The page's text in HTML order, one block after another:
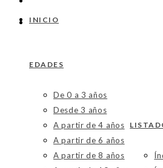
INICIO
EDADES
De 0 a 3 años
Desde 3 años
A partir de 4 años
A partir de 6 años
A partir de 8 años